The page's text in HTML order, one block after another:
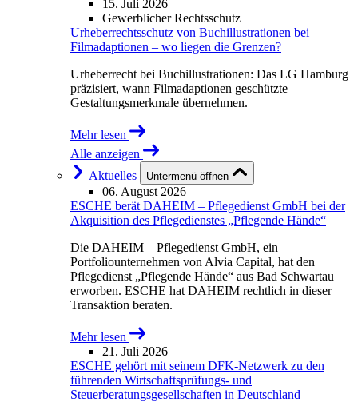
15. Juli 2026
Gewerblicher Rechtsschutz
Urheberrechtsschutz von Buchillustrationen bei
Filmadaptionen – wo liegen die Grenzen?
Urheberrecht bei Buchillustrationen: Das LG Hamburg
präzisiert, wann Filmadaptionen geschützte
Gestaltungsmerkmale übernehmen.
Mehr lesen
Alle anzeigen
Aktuelles
Untermenü öffnen
06. August 2026
ESCHE berät DAHEIM – Pflegedienst GmbH bei der
Akquisition des Pflegedienstes „Pflegende Hände“
Die DAHEIM – Pflegedienst GmbH, ein
Portfoliounternehmen von Alvia Capital, hat den
Pflegedienst „Pflegende Hände“ aus Bad Schwartau
erworben. ESCHE hat DAHEIM rechtlich in dieser
Transaktion beraten.
Mehr lesen
21. Juli 2026
ESCHE gehört mit seinem DFK-Netzwerk zu den
führenden Wirtschaftsprüfungs- und
Steuerberatungsgesellschaften in Deutschland